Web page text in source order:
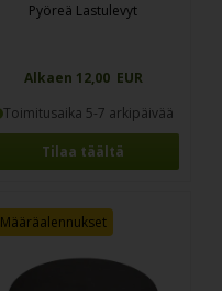
Pyöreä Lastulevyt
Alkaen 12,00 EUR
Toimitusaika 5-7 arkipäivää
Tilaa täältä
Määräalennukset